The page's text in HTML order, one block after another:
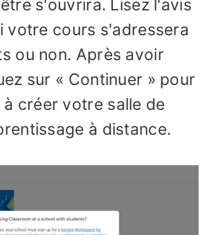
s'ouvrira. Lisez l'avis
votre cours s'adressera
ou non. Après avoir
sur « Continuer » pour
créer votre salle de
à distance.